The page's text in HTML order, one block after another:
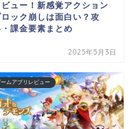
ビュー！新感覚アクション
ロック崩しは面白い？攻
課金要素まとめ
2025年5月3日
ムアプリレビュー